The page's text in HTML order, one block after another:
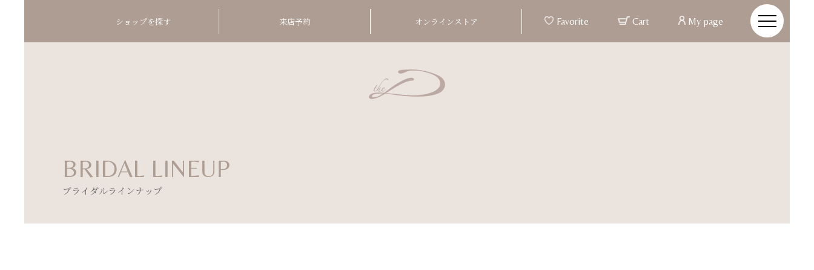
ショップを探す 来店予約 オンラインストア Favorite Cart My page
BRIDAL LINEUP
ブライダルラインナップ